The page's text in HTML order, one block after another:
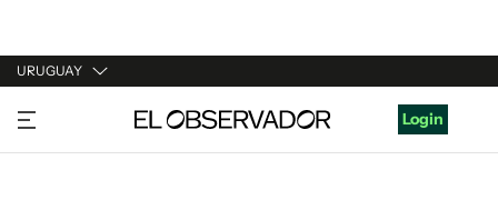
URUGUAY
URUGUAY
ARGENTINA
Login